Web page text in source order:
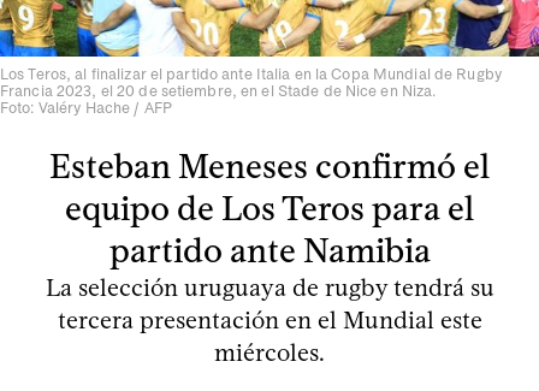
Los Teros, al finalizar el partido ante Italia en la Copa Mundial de Rugby
Francia 2023, el 20 de setiembre, en el Stade de Nice en Niza.
Foto: Valéry Hache / AFP
Esteban Meneses confirmó el
equipo de Los Teros para el
partido ante Namibia
La selección uruguaya de rugby tendrá su
tercera presentación en el Mundial este
miércoles.